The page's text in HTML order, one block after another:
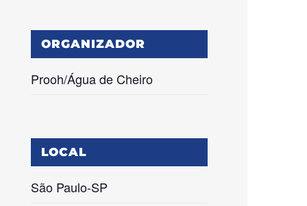
ORGANIZADOR
Prooh/Água de Cheiro
LOCAL
São Paulo-SP